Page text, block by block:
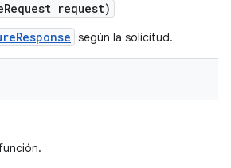
Request request)
según la solicitud.